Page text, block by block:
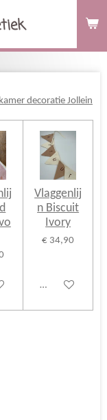
decoratie Jollein
Vlaggenlij
n Biscuit
Ivory
€ 34,90
Bekijk details